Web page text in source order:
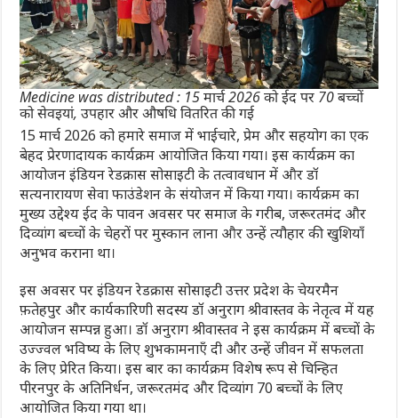
Medicine was distributed : 15 मार्च 2026 को ईद पर 70 बच्चों
को सेवइयां, उपहार और औषधि वितरित की गई
15 मार्च 2026 को हमारे समाज में भाईचारे, प्रेम और सहयोग का एक
बेहद प्रेरणादायक कार्यक्रम आयोजित किया गया। इस कार्यक्रम का
आयोजन इंडियन रेडक्रास सोसाइटी के तत्वावधान में और डॉ
सत्यनारायण सेवा फाउंडेशन के संयोजन में किया गया। कार्यक्रम का
मुख्य उद्देश्य ईद के पावन अवसर पर समाज के गरीब, जरूरतमंद और
दिव्यांग बच्चों के चेहरों पर मुस्कान लाना और उन्हें त्यौहार की खुशियाँ
अनुभव कराना था।
इस अवसर पर इंडियन रेडक्रास सोसाइटी उत्तर प्रदेश के चेयरमैन
फ़तेहपुर और कार्यकारिणी सदस्य डॉ अनुराग श्रीवास्तव के नेतृत्व में यह
आयोजन सम्पन्न हुआ। डॉ अनुराग श्रीवास्तव ने इस कार्यक्रम में बच्चों के
उज्ज्वल भविष्य के लिए शुभकामनाएँ दी और उन्हें जीवन में सफलता
के लिए प्रेरित किया। इस बार का कार्यक्रम विशेष रूप से चिन्हित
पीरनपुर के अतिनिर्धन, जरूरतमंद और दिव्यांग 70 बच्चों के लिए
आयोजित किया गया था।